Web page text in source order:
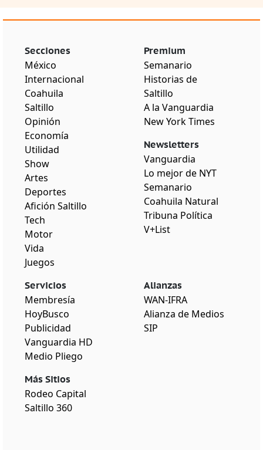
Secciones
México
Internacional
Coahuila
Saltillo
Opinión
Economía
Utilidad
Show
Artes
Deportes
Afición Saltillo
Tech
Motor
Vida
Juegos
Premium
Semanario
Historias de
Saltillo
A la Vanguardia
New York Times
Newsletters
Vanguardia
Lo mejor de NYT
Semanario
Coahuila Natural
Tribuna Política
V+List
Servicios
Membresía
HoyBusco
Publicidad
Vanguardia HD
Medio Pliego
Más Sitios
Rodeo Capital
Saltillo 360
Alianzas
WAN-IFRA
Alianza de Medios
SIP